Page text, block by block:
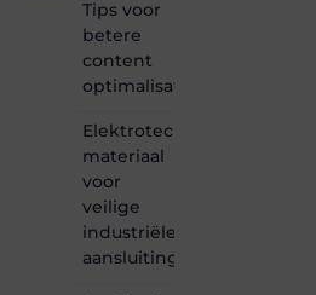
Tips voor
betere
content
optimalisatie
Elektrotechnisch
materiaal
voor
veilige
industriële
aansluitingen